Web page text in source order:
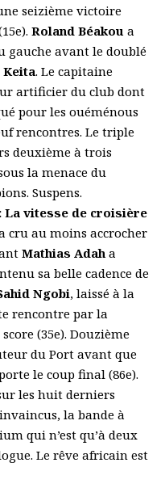
seizième victoire
Roland Béakou a
gauche avant le doublé
Keita. Le capitaine
artificier du club dont
pour les ouéménous
rencontres. Le triple
deuxième à trois
la menace du
Suspens.
La vitesse de croisière
cru au moins accrocher
Mathias Adah a
sa belle cadence de
Ngobi, laissé à la
rencontre par la
(35e). Douzième
du Port avant que
le coup final (86e).
les huit derniers
la bande à
qui n’est qu’à deux
Le rêve africain est